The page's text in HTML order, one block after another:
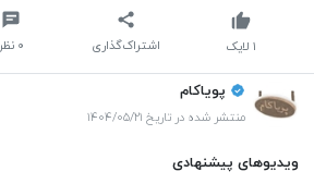
اشتراک‌گذاری ۰ نظر ۱ لایک
پویاکام
منتشر شده در تاریخ ۱۴۰۴/۰۵/۲۱
ویدیوهای پیشنهادی